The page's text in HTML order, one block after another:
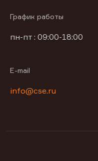
График работы
пн-пт : 09:00-18:00
E-mail
info@cse.ru